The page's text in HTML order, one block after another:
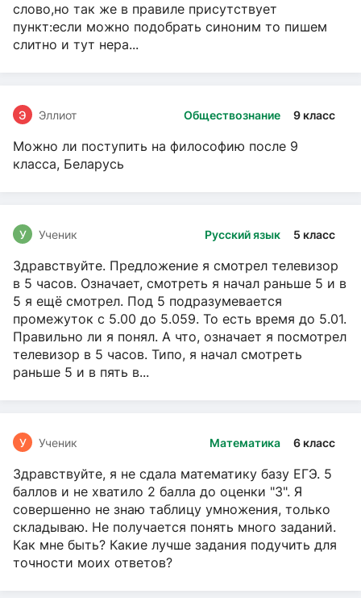
слово,но так же в правиле присутствует
пункт:если можно подобрать синоним то пишем
слитно и тут нера...
Обществознание 9 класс
Э Эллиот
Можно ли поступить на философию после 9
класса, Беларусь
Русский язык 5 класс
У Ученик
Здравствуйте. Предложение я смотрел телевизор
в 5 часов. Означает, смотреть я начал раньше 5 и в
5 я ещё смотрел. Под 5 подразумевается
промежуток с 5.00 до 5.059. То есть время до 5.01.
Правильно ли я понял. А что, означает я посмотрел
телевизор в 5 часов. Типо, я начал смотреть
раньше 5 и в пять в...
Математика 6 класс
У Ученик
Здравствуйте, я не сдала математику базу ЕГЭ. 5
баллов и не хватило 2 балла до оценки "3". Я
совершенно не знаю таблицу умножения, только
складываю. Не получается понять много заданий.
Как мне быть? Какие лучше задания подучить для
точности моих ответов?